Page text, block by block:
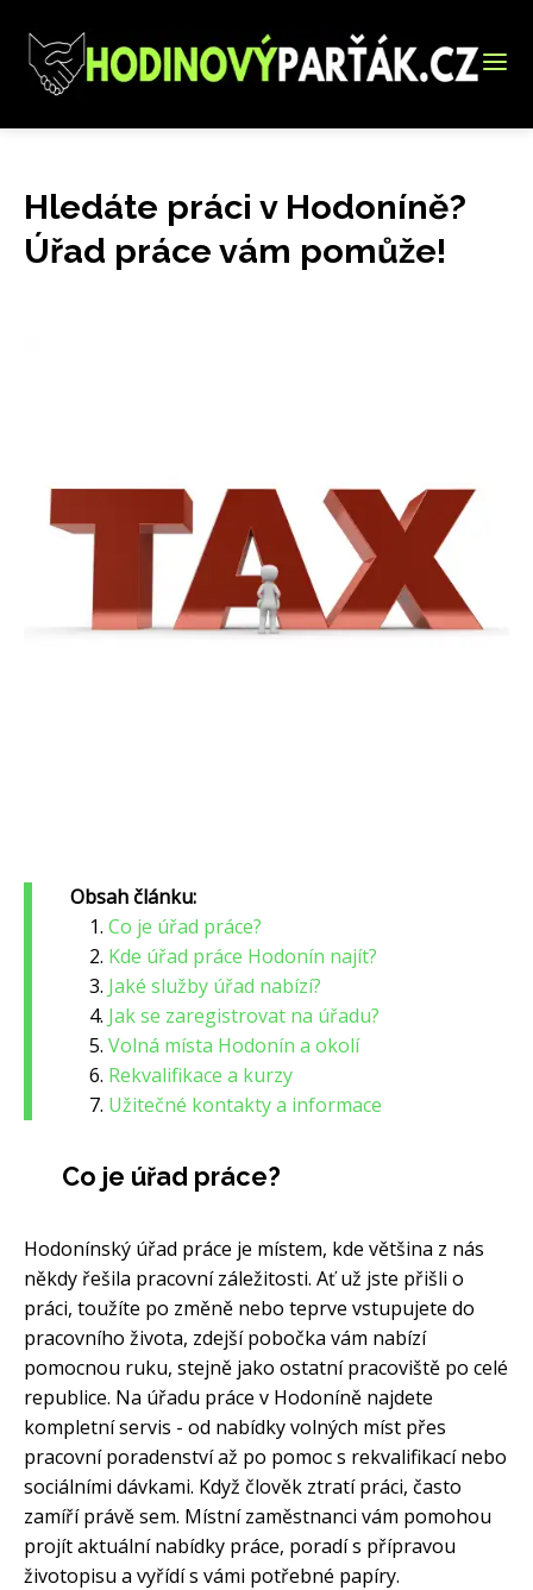
Hledáte práci v Hodoníně?
Úřad práce vám pomůže!
Obsah článku:
Co je úřad práce?
Kde úřad práce Hodonín najít?
Jaké služby úřad nabízí?
Jak se zaregistrovat na úřadu?
Volná místa Hodonín a okolí
Rekvalifikace a kurzy
Užitečné kontakty a informace
Co je úřad práce?
Hodonínský úřad práce je místem, kde většina z nás
někdy řešila pracovní záležitosti. Ať už jste přišli o
práci, toužíte po změně nebo teprve vstupujete do
pracovního života, zdejší pobočka vám nabízí
pomocnou ruku, stejně jako ostatní pracoviště po celé
republice. Na úřadu práce v Hodoníně najdete
kompletní servis - od nabídky volných míst přes
pracovní poradenství až po pomoc s rekvalifikací nebo
sociálními dávkami. Když člověk ztratí práci, často
zamíří právě sem. Místní zaměstnanci vám pomohou
projít aktuální nabídky práce, poradí s přípravou
životopisu a vyřídí s vámi potřebné papíry.